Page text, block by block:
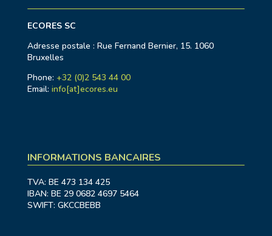
ECORES SC
Adresse postale : Rue Fernand Bernier, 15. 1060
Bruxelles
Phone: +32 (0)2 543 44 00
Email: info[at]ecores.eu
INFORMATIONS BANCAIRES
TVA: BE 473 134 425
IBAN: BE 29 0682 4697 5464
SWIFT: GKCCBEBB